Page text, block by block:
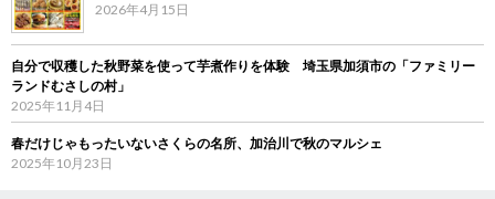
2026年4月15日
自分で収穫した秋野菜を使って芋煮作りを体験 埼玉県加須市の「ファミリー
ランドむさしの村」
2025年11月4日
春だけじゃもったいないさくらの名所、加治川で秋のマルシェ
2025年10月23日